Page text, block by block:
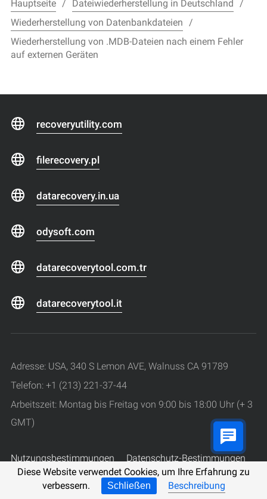
Diese Website verwendet Cookies, um Ihre Erfahrung zu
verbessern.
Schließen Beschreibung
Hauptseite
Dateiwiederherstellung in Deutschland
Wiederherstellung von Datenbankdateien
Wiederherstellung von .MDB-Dateien nach einem Fehler
auf externen Geräten
recoveryutility.com
filerecovery.pl
datarecovery.in.ua
odysoft.com
datarecoverytool.com.tr
datarecoverytool.it
Adresse: USA, 340 S Lemon AVE, Walnuss CA 91789
Telefon: +1 (213) 221-37-44
Arbeitszeit: Montag bis Freitag von 9:00 bis 18:00 Uhr (+ 3
GMT)
Nutzungsbestimmungen
Datenschutz-Bestimmungen
© 2008 - 2026 Hetman Software.
Alle Rechte vorbehalten.